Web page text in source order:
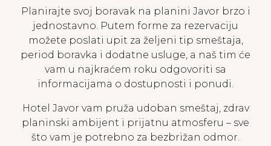
Planirajte svoj boravak na planini Javor brzo i
jednostavno. Putem forme za rezervaciju
možete poslati upit za željeni tip smeštaja,
period boravka i dodatne usluge, a naš tim će
vam u najkraćem roku odgovoriti sa
informacijama o dostupnosti i ponudi.
Hotel Javor vam pruža udoban smeštaj, zdrav
planinski ambijent i prijatnu atmosferu – sve
što vam je potrebno za bezbrižan odmor.